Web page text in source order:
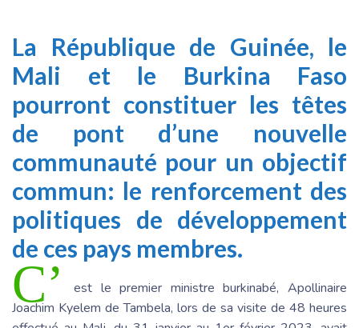
La République de Guinée, le
Mali et le Burkina Faso
pourront constituer les têtes
de pont d’une nouvelle
communauté pour un objectif
commun: le renforcement des
politiques de développement
de ces pays membres.
C’
est le premier ministre burkinabé, Apollinaire
Joachim Kyelem de Tambela, lors de sa visite de 48 heures